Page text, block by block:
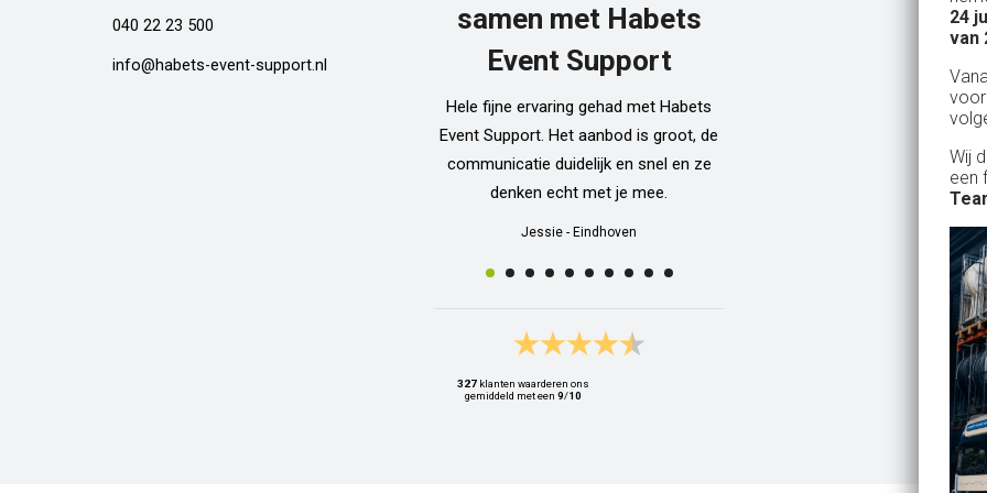
040 22 23 500
info@habets-event-support.nl
samen met Habets
Event Support
Hele fijne ervaring gehad met Habets
Event Support. Het aanbod is groot, de
communicatie duidelijk en snel en ze
denken echt met je mee.
Jessie - Eindhoven
Al een aantal jaar huren wij in
een kamphuis met vrienden. We
dan een bar incl vaten bier en
wordt netjes voor ons neergezet.
doen als je een vat gaat
Alle spullen worden op maandag
weer netjes opgehaald ook al
dan weer thuis ;) In het warme
van 10 juli waren wij wederom
Geldrop en we hebben van het
het eind een heerlijk koud
gedronken! Top installatie !!
Hoogvliet Rotterdam
327klanten waarderen ons
gemiddeld met een 9/10
24
van
voor
Wij
een